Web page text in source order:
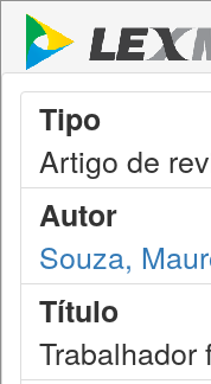
Tipo
Artigo de
Autor
Souza,
Título